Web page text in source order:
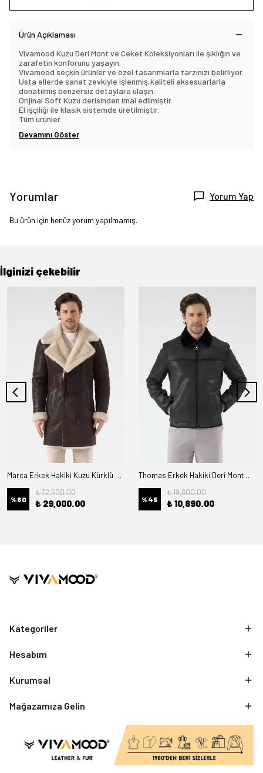
Ürün Açıklaması
Vivamood Kuzu Deri Mont ve Ceket Koleksiyonları ile şıklığın ve
zarafetin konforunu yaşayın.
Vivamood seçkin ürünler ve özel tasarımlarla tarzınızı belirliyor.
Usta ellerde sanat zevkiyle işlenmiş,kaliteli aksesuarlarla
donatılmış benzersiz detaylara ulaşın.
Orijinal Soft Kuzu derisinden imal edilmiştir.
El işçiliği ile klasik sistemde üretilmiştir.
Tüm ürünler
Devamını Göster
Yorumlar Yorum Yap
Bu ürün için henüz yorum yapılmamış.
İlginizi çekebilir
Marca Erkek Hakiki Kuzu Kürklü Deri Kaban
%60
₺ 72,500.00
₺ 29,000.00
Thomas Erkek Hakiki Deri Mont Kürk Astarlı
%45
₺ 19,800.00
₺ 10,890.00
Kategoriler
Hesabım
Kurumsal
Mağazamıza Gelin